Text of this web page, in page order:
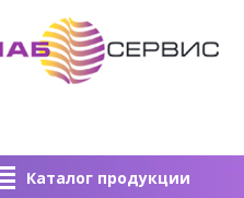
Каталог продукции